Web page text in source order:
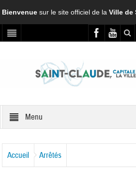
Bienvenuesur le site officiel de laVille de
Menu
Accueil Arrêtés